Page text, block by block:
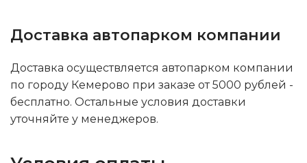
Доставка автопарком компании
Доставка осуществляется автопарком компании
по городу Кемерово при заказе от 5000 рублей -
бесплатно. Остальные условия доставки
уточняйте у менеджеров.